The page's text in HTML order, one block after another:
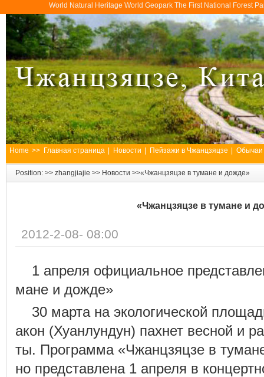
World Natural Heritage World Geopark The First National
Home >> Главная страница Новости Пейзажи в Чжанцзяцзе Обычаи
Position: >> zhangjiajie >> Новости >>«Чжанцзяцзе в тумане и дожде»
«Чжанцзяцзе в тумане и
2012-2-08- 08:00
1 апреля официальное
мане и дожде»
30 марта на экологической
акон (Хуанлундун) пахнет весной и
ты. Программа «Чжанцзяцзе в
но представлена 1 апреля в